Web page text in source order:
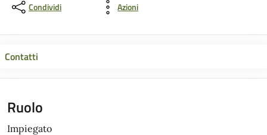
Condividi Azioni
Contatti
Ruolo
Impiegato